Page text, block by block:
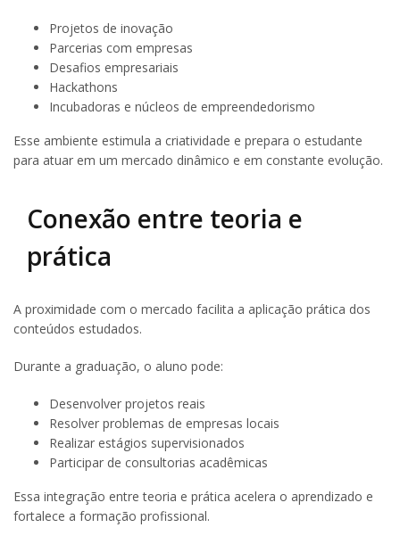
Projetos de inovação
Parcerias com empresas
Desafios empresariais
Hackathons
Incubadoras e núcleos de empreendedorismo
Esse ambiente estimula a criatividade e prepara o estudante
para atuar em um mercado dinâmico e em constante evolução.
Conexão entre teoria e
prática
A proximidade com o mercado facilita a aplicação prática dos
conteúdos estudados.
Durante a graduação, o aluno pode:
Desenvolver projetos reais
Resolver problemas de empresas locais
Realizar estágios supervisionados
Participar de consultorias acadêmicas
Essa integração entre teoria e prática acelera o aprendizado e
fortalece a formação profissional.